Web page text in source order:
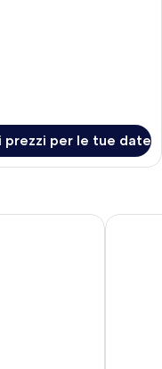
prezzi per le tue date
Palazzo